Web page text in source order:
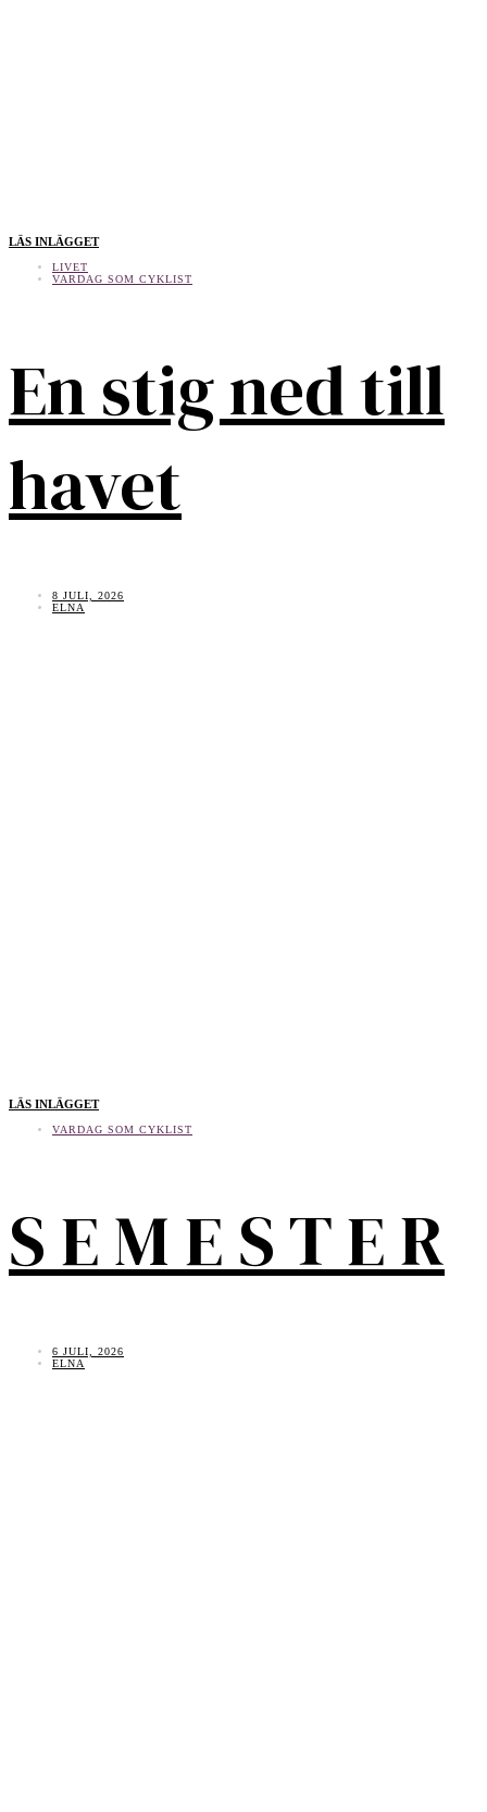
LÄS INLÄGGET
LIVET
VARDAG SOM CYKLIST
En stig ned till
havet
8 JULI, 2026
ELNA
LÄS INLÄGGET
VARDAG SOM CYKLIST
S E M E S T E R
6 JULI, 2026
ELNA